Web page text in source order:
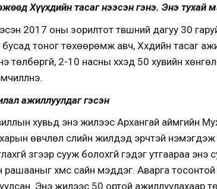
Хүүхдийн тасаг нээсэн гэнэ. Энэ тухай
2017 оны зорилтот түвшний дагуу 30
бусад тоног төхөөрөмж авч, Хүүхдийн тасаг
төлбөргүй, 2-10 насны хүүхэд 50 хувийн
ажиллуулдаг гэсэн
хувьд энэ жилээс Архангай аймгийн
өвчлөл сүүлийн жилүүдэд эрчтэй
зүгээр сууж болохгүй гэдэг утгаараа
рашааныг хүмүүс сайн мэддэг. Аварга
Энэ жилээс 50 ортой ажиллуулахаар